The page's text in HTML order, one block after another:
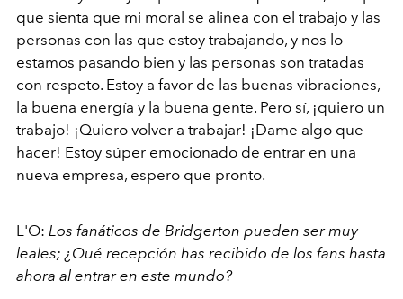
que sienta que mi moral se alinea con el trabajo y las
personas con las que estoy trabajando, y nos lo
estamos pasando bien y las personas son tratadas
con respeto. Estoy a favor de las buenas vibraciones,
la buena energía y la buena gente. Pero sí, ¡quiero un
trabajo! ¡Quiero volver a trabajar! ¡Dame algo que
hacer! Estoy súper emocionado de entrar en una
nueva empresa, espero que pronto.
L'O: Los fanáticos de Bridgerton pueden ser muy
leales; ¿Qué recepción has recibido de los fans hasta
ahora al entrar en este mundo?